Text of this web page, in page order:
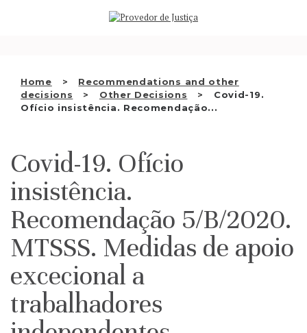
Home
Recommendations and other
decisions
Other Decisions
Covid-19.
Ofício insistência. Recomendação...
WHO WE ARE
INSTITUTION
EN
Covid-19. Ofício
insistência.
Recomendação 5/B/2020.
MTSSS. Medidas de apoio
excecional a
trabalhadores